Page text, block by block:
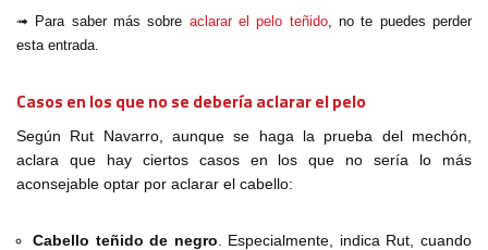
➟ Para saber más sobre aclarar el pelo teñido, no te puedes perder
esta entrada.
Casos en los que no se debería aclarar el pelo
Según Rut Navarro, aunque se haga la prueba del mechón,
aclara que hay ciertos casos en los que no sería lo más
aconsejable optar por aclarar el cabello:
Cabello teñido de negro . Especialmente, indica Rut, cuando